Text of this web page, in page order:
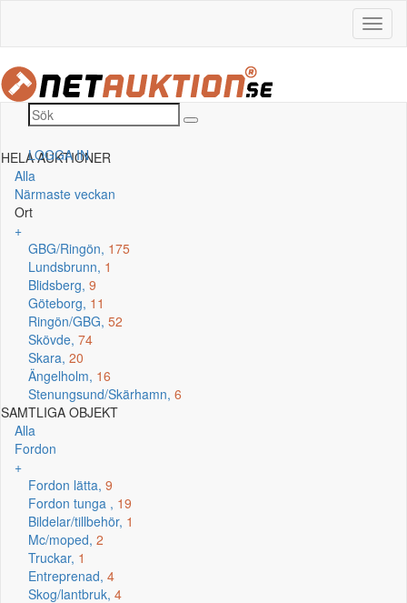
LOGGA IN
HELA AUKTIONER
Alla
Närmaste veckan
Ort
+
GBG/Ringön, 175
Lundsbrunn, 1
Blidsberg, 9
Göteborg, 11
Ringön/GBG, 52
Skövde, 74
Skara, 20
Ängelholm, 16
Stenungsund/Skärhamn, 6
SAMTLIGA OBJEKT
Alla
Fordon
+
Fordon lätta, 9
Fordon tunga , 19
Bildelar/tillbehör, 1
Mc/moped, 2
Truckar, 1
Entreprenad, 4
Skog/lantbruk, 4